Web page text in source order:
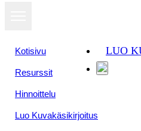
Kotisivu
Resurssit
Hinnoittelu
Luo Kuvakäsikirjoitus
LUO